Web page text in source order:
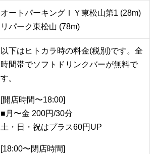
オートパーキングＩＹ東松山第1 (28m)
リパーク東松山 (78m)
以下はヒトカラ時の料金(税別)です。全
時間帯でソフトドリンクバーが無料で
す。
[開店時間〜18:00]
■月〜金 200円/30分
土・日・祝はプラス60円UP
[18:00〜閉店時間]